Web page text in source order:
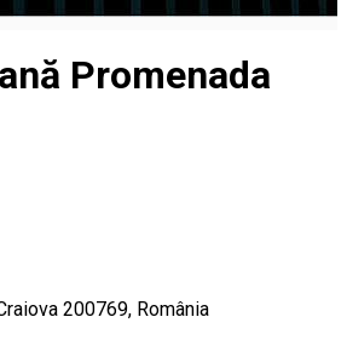
Promenada
200769, România